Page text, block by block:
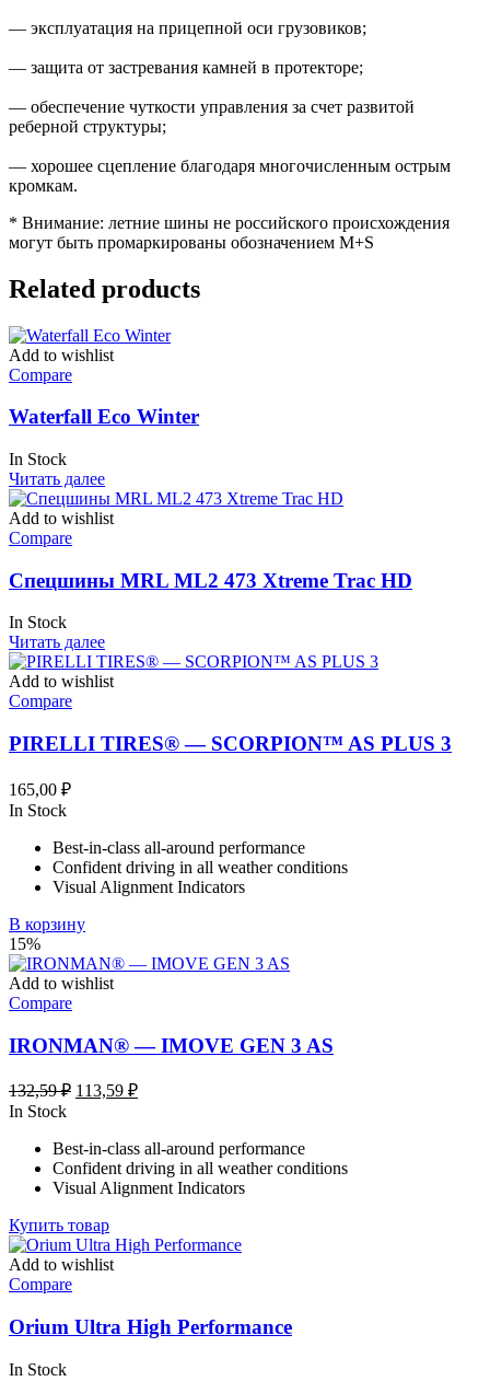
— эксплуатация на прицепной оси грузовиков;
— защита от застревания камней в протекторе;
— обеспечение чуткости управления за счет развитой
реберной структуры;
— хорошее сцепление благодаря многочисленным острым
кромкам.
* Внимание: летние шины не российского происхождения
могут быть промаркированы обозначением M+S
Related products
Add to wishlist
Compare
Waterfall Eco Winter
In Stock
Читать далее
Add to wishlist
Compare
Спецшины MRL ML2 473 Xtreme Trac HD
In Stock
Читать далее
Add to wishlist
Compare
PIRELLI TIRES® — SCORPION™ AS PLUS 3
165,00 ₽
In Stock
Best-in-class all-around performance
Confident driving in all weather conditions
Visual Alignment Indicators
В корзину
15%
Add to wishlist
Compare
IRONMAN® — IMOVE GEN 3 AS
132,59₽ Первоначальная
132,59 ₽.
113,59 ₽Текущая
In Stock
Best-in-class all-around performance
Confident driving in all weather conditions
Visual Alignment Indicators
Купить товар
Add to wishlist
Compare
Orium Ultra High Performance
In Stock